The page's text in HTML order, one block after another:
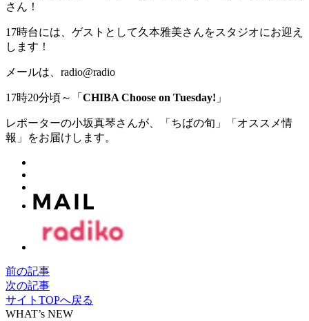
さん！
17時台には、ゲストとして久本雅美さんをスタジオにお迎え
します！
メールは、radio@radio
17時20分頃～「 CHIBA Choose on Tuesday! 」
レポーターの小坂真琴さんが、「ちばの旬」「オススメ情
報」をお届けします。
前の記事
次の記事
サイトTOPへ戻る
WHAT’s NEW